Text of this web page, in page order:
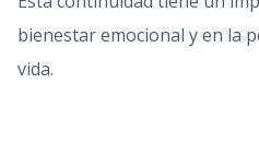
bienestar emocional y en la
vida.